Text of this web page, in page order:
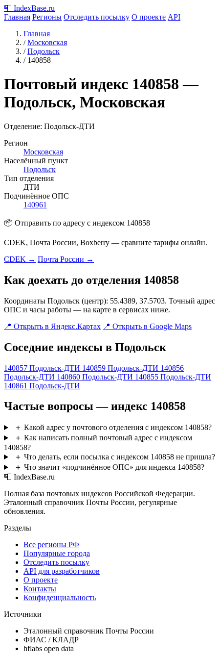
📮 IndexBase.ru
Главная Регионы Отследить посылку О проекте API
Главная
/ Московская
/ Подольск
/ 140858
Почтовый индекс 140858 —
Подольск, Московская
Отделение: Подольск-ДТИ
Регион
Московская
Населённый пункт
Подольск
Тип отделения
ДТИ
Подчинённое ОПС
140961
📦 Отправить по адресу с индексом 140858
CDEK, Почта России, Boxberry — сравните тарифы онлайн.
CDEK → Почта России →
Как доехать до отделения 140858
Координаты Подольск (центр): 55.4389, 37.5703. Точный адрес
ОПС и часы работы — на карте в сервисах ниже.
📍 Открыть в Яндекс.Картах 📍 Открыть в Google Maps
Соседние индексы в Подольск
140857 Подольск-ДТИ 140859 Подольск-ДТИ 140856
Подольск-ДТИ 140860 Подольск-ДТИ 140855 Подольск-ДТИ
140861 Подольск-ДТИ
Частые вопросы — индекс 140858
＋ Какой адрес у почтового отделения с индексом 140858?
＋ Как написать полный почтовый адрес с индексом
140858?
＋ Что делать, если посылка с индексом 140858 не пришла?
＋ Что значит «подчинённое ОПС» для индекса 140858?
📮 IndexBase.ru
Полная база почтовых индексов Российской Федерации.
Эталонный справочник Почты России, регулярные
обновления.
Разделы
Все регионы РФ
Популярные города
Отследить посылку
API для разработчиков
О проекте
Контакты
Конфиденциальность
Источники
Эталонный справочник Почты России
ФИАС / КЛАДР
hflabs open data